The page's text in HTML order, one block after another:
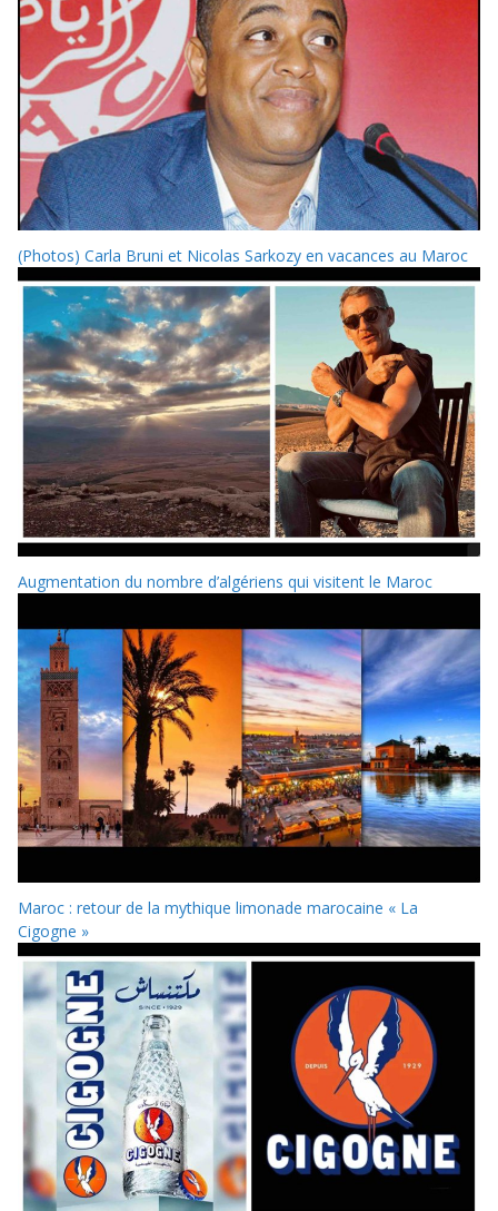
(Photos) Carla Bruni et Nicolas Sarkozy en vacances au Maroc
Augmentation du nombre d’algériens qui visitent le Maroc
Maroc : retour de la mythique limonade marocaine « La
Cigogne »